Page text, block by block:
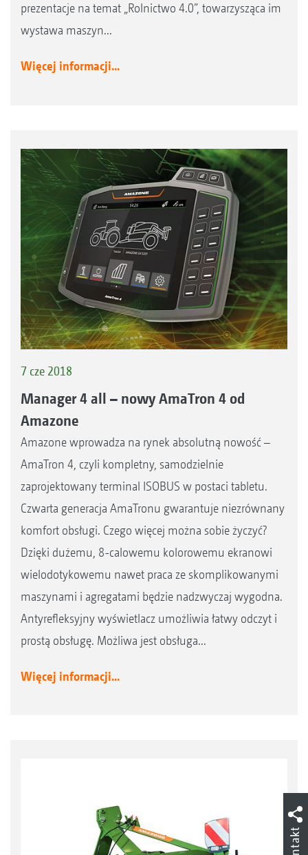
prezentacje na temat „Rolnictwo 4.0”, towarzysząca im
wystawa maszyn...
Więcej informacji...
7 cze 2018
Manager 4 all – nowy AmaTron 4 od
Amazone
Amazone wprowadza na rynek absolutną nowość –
AmaTron 4, czyli kompletny, samodzielnie
zaprojektowany terminal ISOBUS w postaci tabletu.
Czwarta generacja AmaTronu gwarantuje niezrównany
komfort obsługi. Czego więcej można sobie życzyć?
Dzięki dużemu, 8-calowemu kolorowemu ekranowi
wielodotykowemu nawet praca ze skomplikowanymi
maszynami i agregatami będzie nadzwyczaj wygodna.
Antyrefleksyjny wyświetlacz umożliwia łatwy odczyt i
prostą obsługę. Możliwa jest obsługa...
Więcej informacji...